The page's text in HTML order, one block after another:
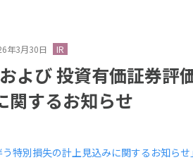
年3月30日 IR
よび 投資有価証券評
関するお知らせ
特別損失の計上見込みに関するお知らせ」